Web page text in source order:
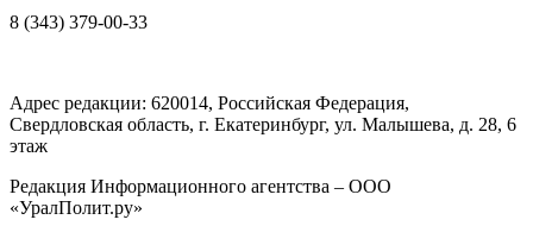
8 (343) 379-00-33
Адрес редакции: 620014, Российская Федерация,
Свердловская область, г. Екатеринбург, ул. Малышева, д. 28, 6
этаж
Редакция Информационного агентства – ООО
«УралПолит.ру»